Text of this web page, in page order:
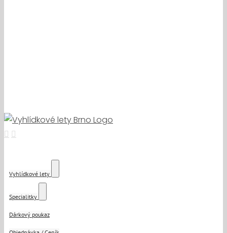
Vyhlídkové lety
Specialitky
Dárkový poukaz